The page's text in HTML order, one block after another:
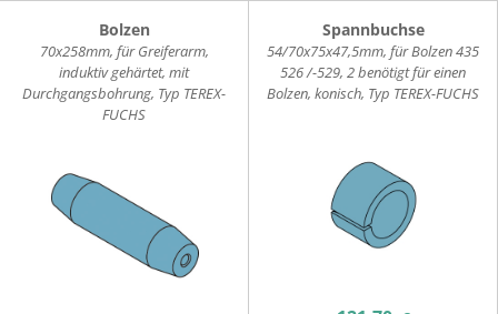
Bolzen
70x258mm, für Greiferarm,
induktiv gehärtet, mit
Durchgangsbohrung, Typ TEREX-
FUCHS
Spannbuchse
54/70x75x47,5mm, für Bolzen 435
526 /-529, 2 benötigt für einen
Bolzen, konisch, Typ TEREX-FUCHS